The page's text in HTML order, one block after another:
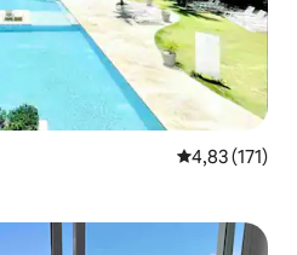
4,83 de uma
4,83 (171)